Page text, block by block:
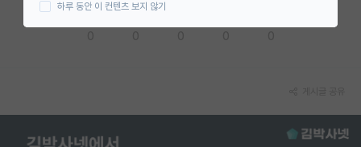
연구실(PI) 홍보 게시판
하루 동안 이 컨텐츠 보지 않기